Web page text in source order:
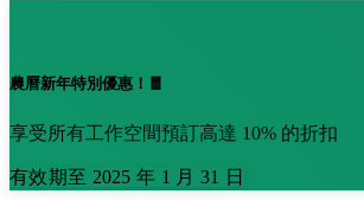
農曆新年特別優惠！🧧
享受所有工作空間預訂高達 10% 的折扣
有效期至 2025 年 1 月 31 日